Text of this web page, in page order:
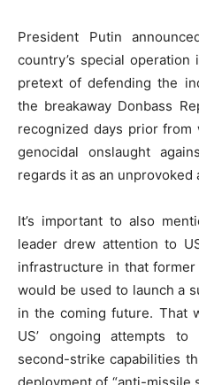
President Putin
country’s special
pretext of defending the
the breakaway Donbass
recognized days prior from
genocidal onslaught
regards it as an unprovoked
It’s important to also
leader drew attention to
infrastructure in that
would be used to launch a
in the coming future. That
US’ ongoing attempts to
second-strike capabilities